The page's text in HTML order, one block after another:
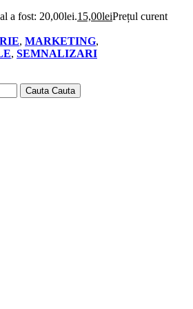
a fost: 20,00lei.15,00leiPrețul curent
, MARKETING,
, SEMNALIZARI
Cauta Cauta